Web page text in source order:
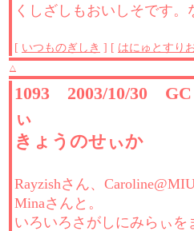
くしざしもおいしそです。
[ いつものぎしき ] [ はにゅとすり
△
1093 2003/10/30
ぃ
きょうのせぃか
Rayzishさん、
Minaさんと。
いろいろさがしにみらぃを